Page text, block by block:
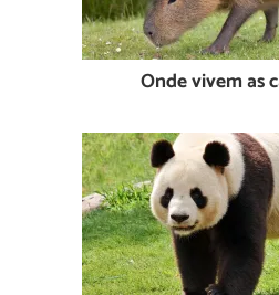
Onde vivem as